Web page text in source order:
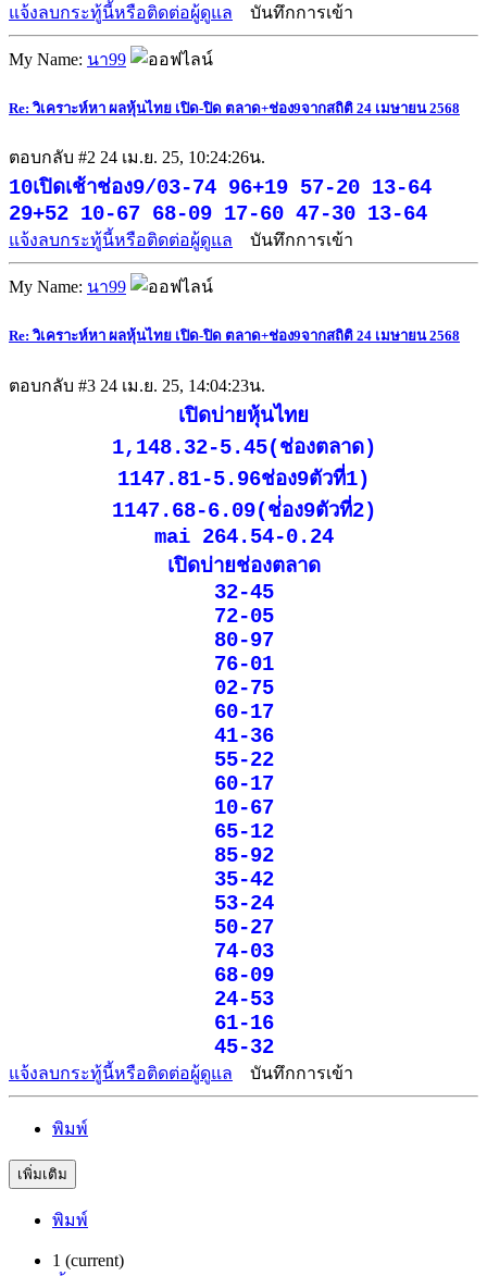
แจ้งลบกระทู้นี้หรือติดต่อผู้ดูแล บันทึกการเข้า
My Name: นา99
Re: วิเคราะห์หา ผลหุ้นไทย เปิด-ปิด ตลาด+ช่อง9จากสถิติ 24 เมษายน 2568
ตอบกลับ #2 24 เม.ย. 25, 10:24:26น.
10เปิดเช้าช่อง9/03-74 96+19 57-20 13-64
29+52 10-67 68-09 17-60 47-30 13-64
แจ้งลบกระทู้นี้หรือติดต่อผู้ดูแล บันทึกการเข้า
My Name: นา99
Re: วิเคราะห์หา ผลหุ้นไทย เปิด-ปิด ตลาด+ช่อง9จากสถิติ 24 เมษายน 2568
ตอบกลับ #3 24 เม.ย. 25, 14:04:23น.
เปิดบ่ายหุ้นไทย
1,148.32-5.45(ช่องตลาด)
1147.81-5.96ช่อง9ตัวที่1)
1147.68-6.09(ช่่อง9ตัวที่2)
mai 264.54-0.24
เปิดบ่ายช่องตลาด
32-45
72-05
80-97
76-01
02-75
60-17
41-36
55-22
60-17
10-67
65-12
85-92
35-42
53-24
50-27
74-03
68-09
24-53
61-16
45-32
แจ้งลบกระทู้นี้หรือติดต่อผู้ดูแล บันทึกการเข้า
พิมพ์
เพิ่มเติม
พิมพ์
1 (current)